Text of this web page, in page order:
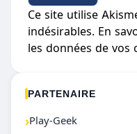
Ce site utilise
indésirables. En
les données de vos
PARTENAIRE
›Play-Geek